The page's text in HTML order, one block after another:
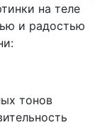
на теле
и радостью
тонов